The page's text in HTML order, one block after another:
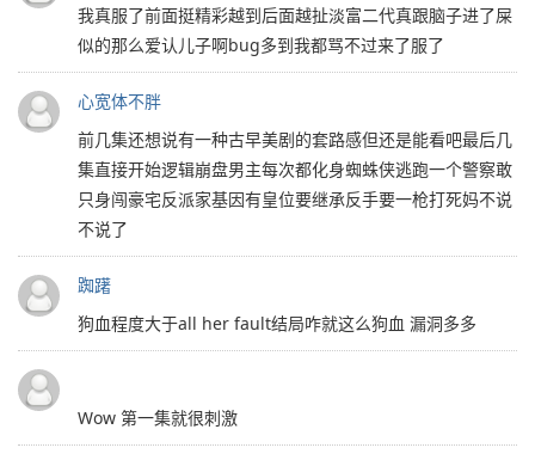
我真服了前面挺精彩越到后面越扯淡富二代真跟脑子进了屎
似的那么爱认儿子啊bug多到我都骂不过来了服了
心宽体不胖
前几集还想说有一种古早美剧的套路感但还是能看吧最后几
集直接开始逻辑崩盘男主每次都化身蜘蛛侠逃跑一个警察敢
只身闯豪宅反派家基因有皇位要继承反手要一枪打死妈不说
不说了
踟躇
狗血程度大于all her fault结局咋就这么狗血 漏洞多多
Wow 第一集就很刺激